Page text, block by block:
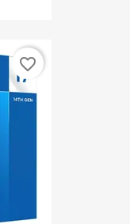
favorite_border